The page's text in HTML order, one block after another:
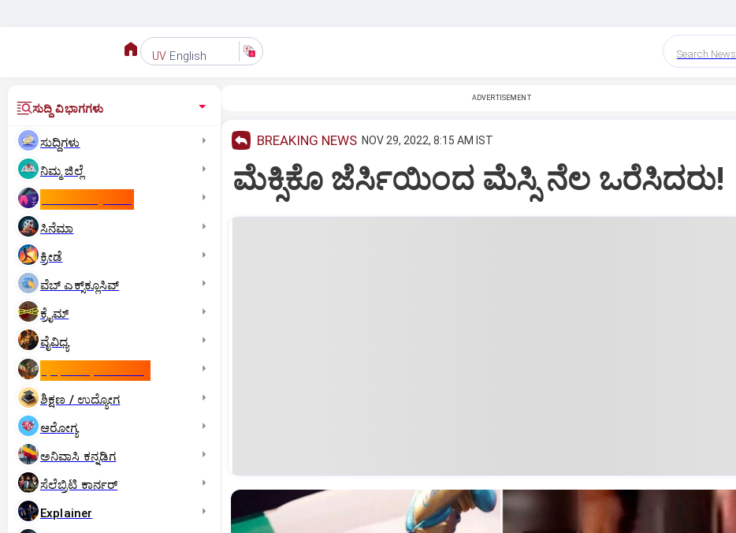
UV English Search News
ಸುದ್ದಿ ವಿಭಾಗಗಳು
ಸುದ್ದಿಗಳು
ನಿಮ್ಮ ಜಿಲ್ಲೆ
ಸಿನೆಮಾ
ಕ್ರೀಡೆ
ವೆಬ್ ಎಕ್ಸ್‌ಕ್ಲೂಸಿವ್
ಕ್ರೈಮ್
ವೈವಿಧ್ಯ
ಶಿಕ್ಷಣ / ಉದ್ಯೋಗ
ಆರೋಗ್ಯ
ಅನಿವಾಸಿ ಕನ್ನಡಿಗ
ಸೆಲೆಬ್ರಿಟಿ ಕಾರ್ನರ್‌
Explainer
ADVERTISEMENT
BREAKING NEWS NOV 29, 2022, 8:15 AM IST
ಮೆಕ್ಸಿಕೊ ಜೆರ್ಸಿಯಿಂದ ಮೆಸ್ಸಿ ನೆಲ ಒರೆಸಿದರು!